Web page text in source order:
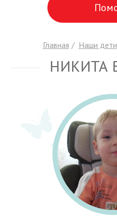
Главная Наши дети
НИКИТА